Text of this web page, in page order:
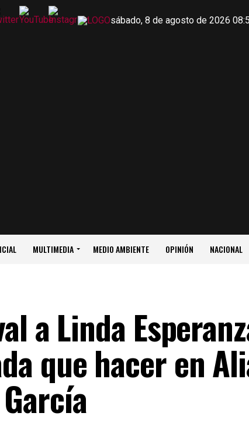
sábado, 8 de agosto de 2026
MULTIMEDIA MEDIO AMBIENTE OPINIÓN NACIONAL
a Linda
que hacer en